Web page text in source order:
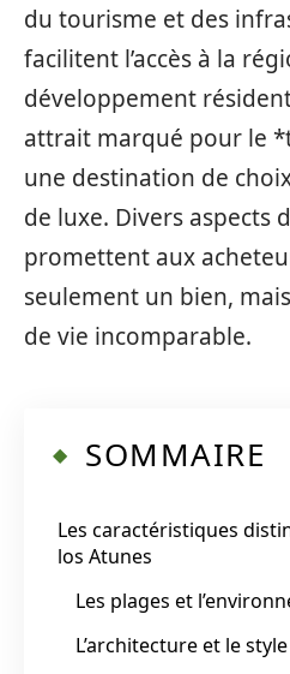
du tourisme et des
facilitent l’accès à la
développement
attrait marqué pour le
une destination de
de luxe. Divers aspects
promettent aux
seulement un bien,
de vie incomparable.
SOMMAIRE
Les caractéristiques
los Atunes
Les plages et
L’architecture et le